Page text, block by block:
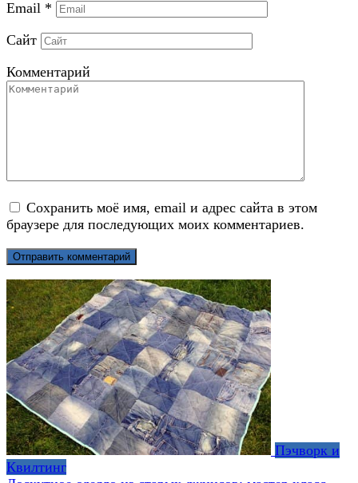
Email *
Сайт
Комментарий
Сохранить моё имя, email и адрес сайта в этом
браузере для последующих моих комментариев.
Пэчворк и
Квилтинг